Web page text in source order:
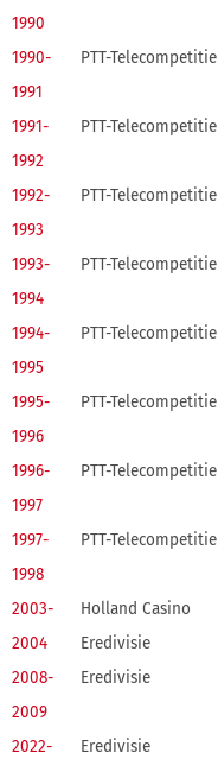
1990
1990-
1991
PTT-Telecompetitie
1991-
1992
PTT-Telecompetitie
1992-
1993
PTT-Telecompetitie
1993-
1994
PTT-Telecompetitie
1994-
1995
PTT-Telecompetitie
1995-
1996
PTT-Telecompetitie
1996-
1997
PTT-Telecompetitie
1997-
1998
PTT-Telecompetitie
2003-
2004
Holland Casino
Eredivisie
2008-
2009
Eredivisie
2022-
Eredivisie